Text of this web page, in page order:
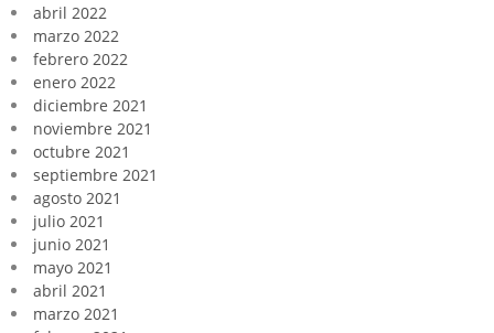
abril 2022
marzo 2022
febrero 2022
enero 2022
diciembre 2021
noviembre 2021
octubre 2021
septiembre 2021
agosto 2021
julio 2021
junio 2021
mayo 2021
abril 2021
marzo 2021